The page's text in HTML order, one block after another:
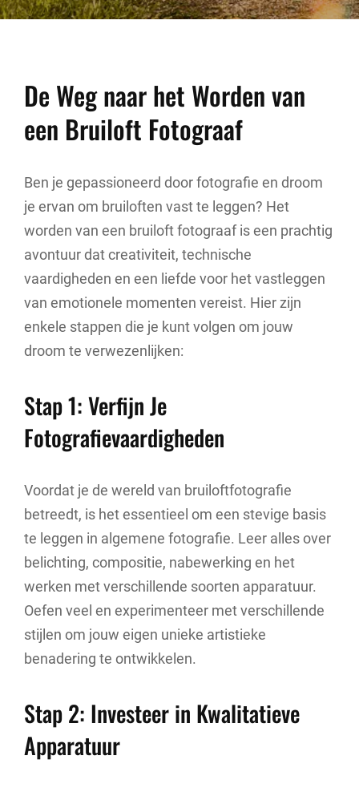
De Weg naar het Worden van
een Bruiloft Fotograaf
Ben je gepassioneerd door fotografie en droom
je ervan om bruiloften vast te leggen? Het
worden van een bruiloft fotograaf is een prachtig
avontuur dat creativiteit, technische
vaardigheden en een liefde voor het vastleggen
van emotionele momenten vereist. Hier zijn
enkele stappen die je kunt volgen om jouw
droom te verwezenlijken:
Stap 1: Verfijn Je
Fotografievaardigheden
Voordat je de wereld van bruiloftfotografie
betreedt, is het essentieel om een stevige basis
te leggen in algemene fotografie. Leer alles over
belichting, compositie, nabewerking en het
werken met verschillende soorten apparatuur.
Oefen veel en experimenteer met verschillende
stijlen om jouw eigen unieke artistieke
benadering te ontwikkelen.
Stap 2: Investeer in Kwalitatieve
Apparatuur